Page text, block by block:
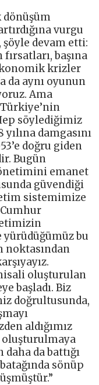
dönüşüm
vurgu
şöyle devam etti:
başına
krizler
da aynı oyunun
Ama
söylediğimiz
damgasını
doğru giden
Bugün
emanet
güvendiği
sistemimize
yürüdüğümüz bu
oluşturulan
başladı. Biz
doğrultusunda,
aldığımız
oluşturulmaya
da battığı
sönüp